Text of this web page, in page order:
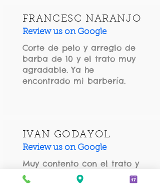
FRANCESC NARANJO
Review us on Google
Corte de pelo y arreglo de
barba de 10 y el trato muy
agradable. Ya he
encontrado mi barbería.
IVAN GODAYOL
Review us on Google
Muy contento con el trato y
el resultado. Hacía tiempo